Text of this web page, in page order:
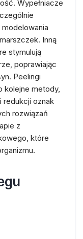
Wypełniacze
Inną
stymulują
poprawiając
Peelingi
kolejne metody,
redukcji oznak
rozwiązań
z
które